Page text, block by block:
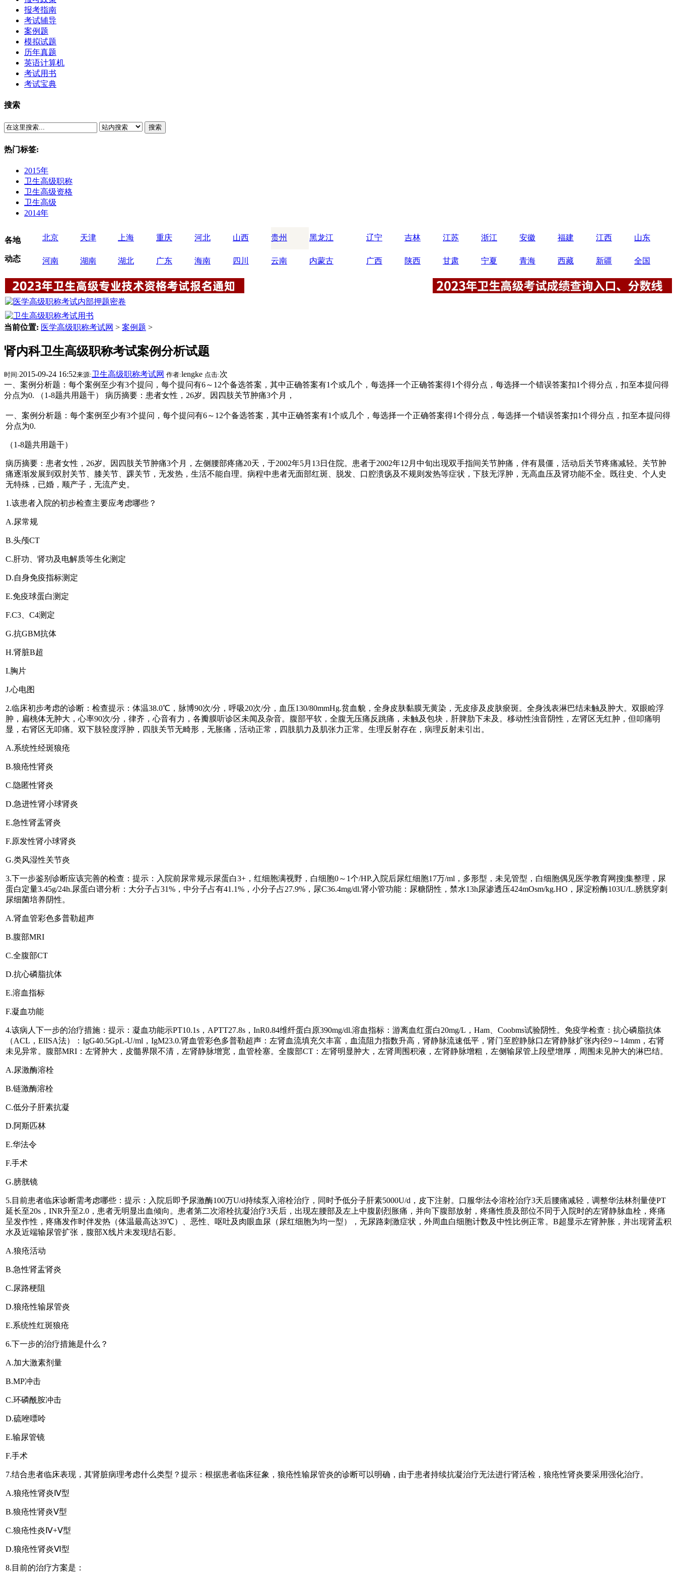
报考指南
考试辅导
案例题
模拟试题
历年真题
英语计算机
考试用书
考试宝典
搜索
搜索
热门标签:
2015年
卫生高级职称
卫生高级资格
卫生高级
2014年
各地
动态
北京 天津 上海 重庆 河北 山西 贵州 黑龙江 辽宁 吉林 江苏 浙江 安徽 福建 江西 山东
河南 湖南 湖北 广东 海南 四川 云南 内蒙古 广西 陕西 甘肃 宁夏 青海 西藏 新疆 全国
当前位置: 医学高级职称考试网 > 案例题 >
肾内科卫生高级职称考试案例分析试题
时间:2015-09-24 16:52来源:卫生高级职称考试网 作者:lengke 点击:次
一、案例分析题：每个案例至少有3个提问，每个提问有6～12个备选答案，其中正确答案有1个或几个，每选择一个正确答案得1个得分点，每选择一个错误答案扣1个得分点，扣至本提问得
分点为0. （1-8题共用题干） 病历摘要：患者女性，26岁。因四肢关节肿痛3个月，
一、案例分析题：每个案例至少有3个提问，每个提问有6～12个备选答案，其中正确答案有1个或几个，每选择一个正确答案得1个得分点，每选择一个错误答案扣1个得分点，扣至本提问得
分点为0.
（1-8题共用题干）
病历摘要：患者女性，26岁。因四肢关节肿痛3个月，左侧腰部疼痛20天，于2002年5月13日住院。患者于2002年12月中旬出现双手指间关节肿痛，伴有晨僵，活动后关节疼痛减轻。关节肿
痛逐渐发展到双肘关节、膝关节、踝关节，无发热，生活不能自理。病程中患者无面部红斑、脱发、口腔溃疡及不规则发热等症状，下肢无浮肿，无高血压及肾功能不全。既往史、个人史
无特殊，已婚，顺产子，无流产史。
1.该患者入院的初步检查主要应考虑哪些？
A.尿常规
B.头颅CT
C.肝功、肾功及电解质等生化测定
D.自身免疫指标测定
E.免疫球蛋白测定
F.C3、C4测定
G.抗GBM抗体
H.肾脏B超
I.胸片
J.心电图
2.临床初步考虑的诊断：检查提示：体温38.0℃，脉博90次/分，呼吸20次/分，血压130/80mmHg.贫血貌，全身皮肤黏膜无黄染，无皮疹及皮肤瘀斑。全身浅表淋巴结未触及肿大。双眼睑浮
肿，扁桃体无肿大，心率90次/分，律齐，心音有力，各瓣膜听诊区未闻及杂音。腹部平软，全腹无压痛反跳痛，未触及包块，肝脾肋下未及。移动性浊音阴性，左肾区无红肿，但叩痛明
显，右肾区无叩痛。双下肢轻度浮肿，四肢关节无畸形，无胀痛，活动正常，四肢肌力及肌张力正常。生理反射存在，病理反射未引出。
A.系统性经斑狼疮
B.狼疮性肾炎
C.隐匿性肾炎
D.急进性肾小球肾炎
E.急性肾盂肾炎
F.原发性肾小球肾炎
G.类风湿性关节炎
3.下一步鉴别诊断应该完善的检查：提示：入院前尿常规示尿蛋白3+，红细胞满视野，白细胞0～1个/HP.入院后尿红细胞17万/ml，多形型，未见管型，白细胞偶见医学教育网搜|集整理，尿
蛋白定量3.45g/24h.尿蛋白谱分析：大分子占31%，中分子占有41.1%，小分子占27.9%，尿C36.4mg/dl.肾小管功能：尿糖阴性，禁水13h尿渗透压424mOsm/kg.HO，尿淀粉酶103U/L.膀胱穿刺
尿细菌培养阴性。
A.肾血管彩色多普勒超声
B.腹部MRI
C.全腹部CT
D.抗心磷脂抗体
E.溶血指标
F.凝血功能
4.该病人下一步的治疗措施：提示：凝血功能示PT10.1s，APTT27.8s，InR0.84维纤蛋白原390mg/dl.溶血指标：游离血红蛋白20mg/L，Ham、Coobms试验阴性。免疫学检查：抗心磷脂抗体
（ACL，ElISA法）：IgG40.5GpL-U/ml，IgM23.0.肾血管彩色多普勒超声：左肾血流填充欠丰富，血流阻力指数升高，肾静脉流速低平，肾门至腔静脉口左肾静脉扩张内径9～14mm，右肾
未见异常。腹部MRI：左肾肿大，皮髓界限不清，左肾静脉增宽，血管栓塞。全腹部CT：左肾明显肿大，左肾周围积液，左肾静脉增粗，左侧输尿管上段壁增厚，周围未见肿大的淋巴结。
A.尿激酶溶栓
B.链激酶溶栓
C.低分子肝素抗凝
D.阿斯匹林
E.华法令
F.手术
G.膀胱镜
5.目前患者临床诊断需考虑哪些：提示：入院后即予尿激酶100万U/d持续泵入溶栓治疗，同时予低分子肝素5000U/d，皮下注射。口服华法令溶栓治疗3天后腰痛减轻，调整华法林剂量使PT
延长至20s，INR升至2.0，患者无明显出血倾向。患者第二次溶栓抗凝治疗3天后，出现左腰部及左上中腹剧烈胀痛，并向下腹部放射，疼痛性质及部位不同于入院时的左肾静脉血栓，疼痛
呈发作性，疼痛发作时伴发热（体温最高达39℃）、恶性、呕吐及肉眼血尿（尿红细胞为均一型），无尿路刺激症状，外周血白细胞计数及中性比例正常。B超显示左肾肿胀，并出现肾盂积
水及近端输尿管扩张，腹部X线片未发现结石影。
A.狼疮活动
B.急性肾盂肾炎
C.尿路梗阻
D.狼疮性输尿管炎
E.系统性红斑狼疮
6.下一步的治疗措施是什么？
A.加大激素剂量
B.MP冲击
C.环磷酰胺冲击
D.硫唑嘌呤
E.输尿管镜
F.手术
7.结合患者临床表现，其肾脏病理考虑什么类型？提示：根据患者临床征象，狼疮性输尿管炎的诊断可以明确，由于患者持续抗凝治疗无法进行肾活检，狼疮性肾炎要采用强化治疗。
A.狼疮性肾炎Ⅳ型
B.狼疮性肾炎Ⅴ型
C.狼疮性炎Ⅳ+Ⅴ型
D.狼疮性肾炎Ⅵ型
8.目前的治疗方案是：